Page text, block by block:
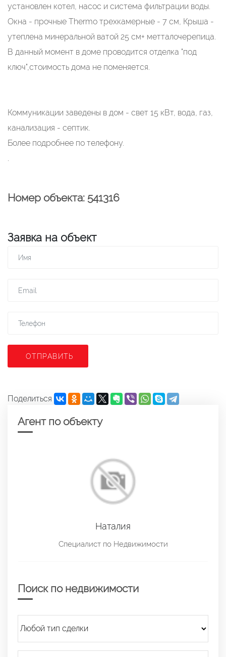
установлен котел, насос и система фильтрации воды.
Окна - прочные Thermo трехкамерные - 7 см, Крыша -
утеплена минеральной ватой 25 см+ метталочерепица.
В данный момент в доме проводится отделка "под
ключ",стоимость дома не поменяется.
Коммуникации заведены в дом - свет 15 кВт, вода, газ,
канализация - септик.
Более подробнее по телефону.
.
Номер объекта: 541316
Заявка на объект
ОТПРАВИТЬ
Поделиться
Агент по объекту
Наталия
Специалист по Недвижимости
Поиск по недвижимости